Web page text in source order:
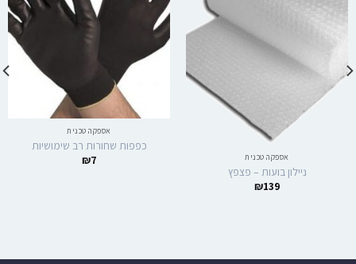
אספקה טכנית
ניילון בועות – פצפץ
₪139
אספקה טכנית
כפפות שחורות רב שימושיות
₪7